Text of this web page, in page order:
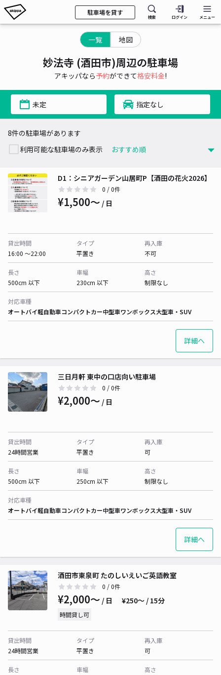
駐車場を貸す
検索 ログイン メニュー
一覧 地図
妙法寺 (酒田市)周辺の駐車場
アキッパなら予約ができて格安料金!
未定 指定なし
8件の駐車場があります
利用可能な駐車場のみ表示
D1：シニアガーデン山居町P【酒田の花火2026】
0 / 0件
¥1,500〜 / 日
貸出時間
16:00 〜22:00
タイプ
平置き
再入庫
不可
長さ
500cm 以下
車幅
230cm 以下
高さ
制限なし
対応車種
オートバイ軽自動車コンパクトカー中型車ワンボックス大型車・SUV
詳細へ
三日月軒 東中の口店向い駐車場
0 / 0件
¥2,000〜 / 日
貸出時間
24時間営業
タイプ
平置き
再入庫
可
長さ
500cm 以下
車幅
250cm 以下
高さ
制限なし
対応車種
オートバイ軽自動車コンパクトカー中型車ワンボックス大型車・SUV
詳細へ
酒田市東泉町 たのしいえいご英語教室
0 / 0件
¥2,000〜 / 日 ¥250〜 / 15分
時間貸し可
貸出時間
24時間営業
タイプ
平置き
再入庫
可
長さ
車幅
高さ